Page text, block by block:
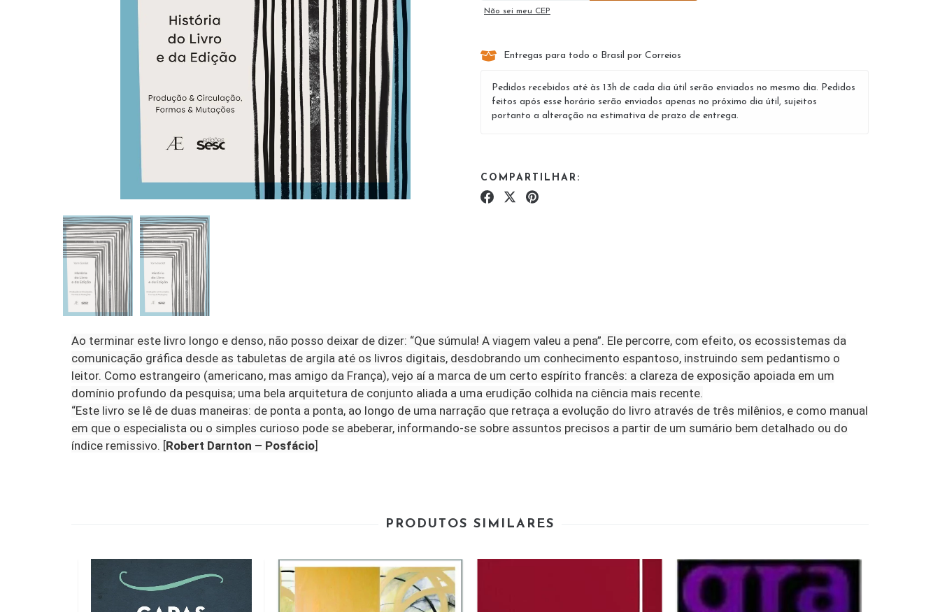
Não sei meu CEP
Entregas para todo o Brasil por Correios
Pedidos recebidos até às 13h de cada dia útil serão enviados no mesmo dia. Pedidos
feitos após esse horário serão enviados apenas no próximo dia útil, sujeitos
portanto a alteração na estimativa de prazo de entrega.
COMPARTILHAR:
Ao terminar este livro longo e denso, não posso deixar de dizer: “Que súmula! A viagem valeu a pena”. Ele percorre, com efeito, os ecossistemas da
comunicação gráfica desde as tabuletas de argila até os livros digitais, desdobrando um conhecimento espantoso, instruindo sem pedantismo o
leitor. Como estrangeiro (americano, mas amigo da França), vejo aí a marca de um certo espírito francês: a clareza de exposição apoiada em um
domínio profundo da pesquisa; uma bela arquitetura de conjunto aliada a uma erudição colhida na ciência mais recente.
“Este livro se lê de duas maneiras: de ponta a ponta, ao longo de uma narração que retraça a evolução do livro através de três milênios, e como manual
em que o especialista ou o simples curioso pode se abeberar, informando-se sobre assuntos precisos a partir de um sumário bem detalhado ou do
índice remissivo. [Robert Darnton – Posfácio]
PRODUTOS SIMILARES